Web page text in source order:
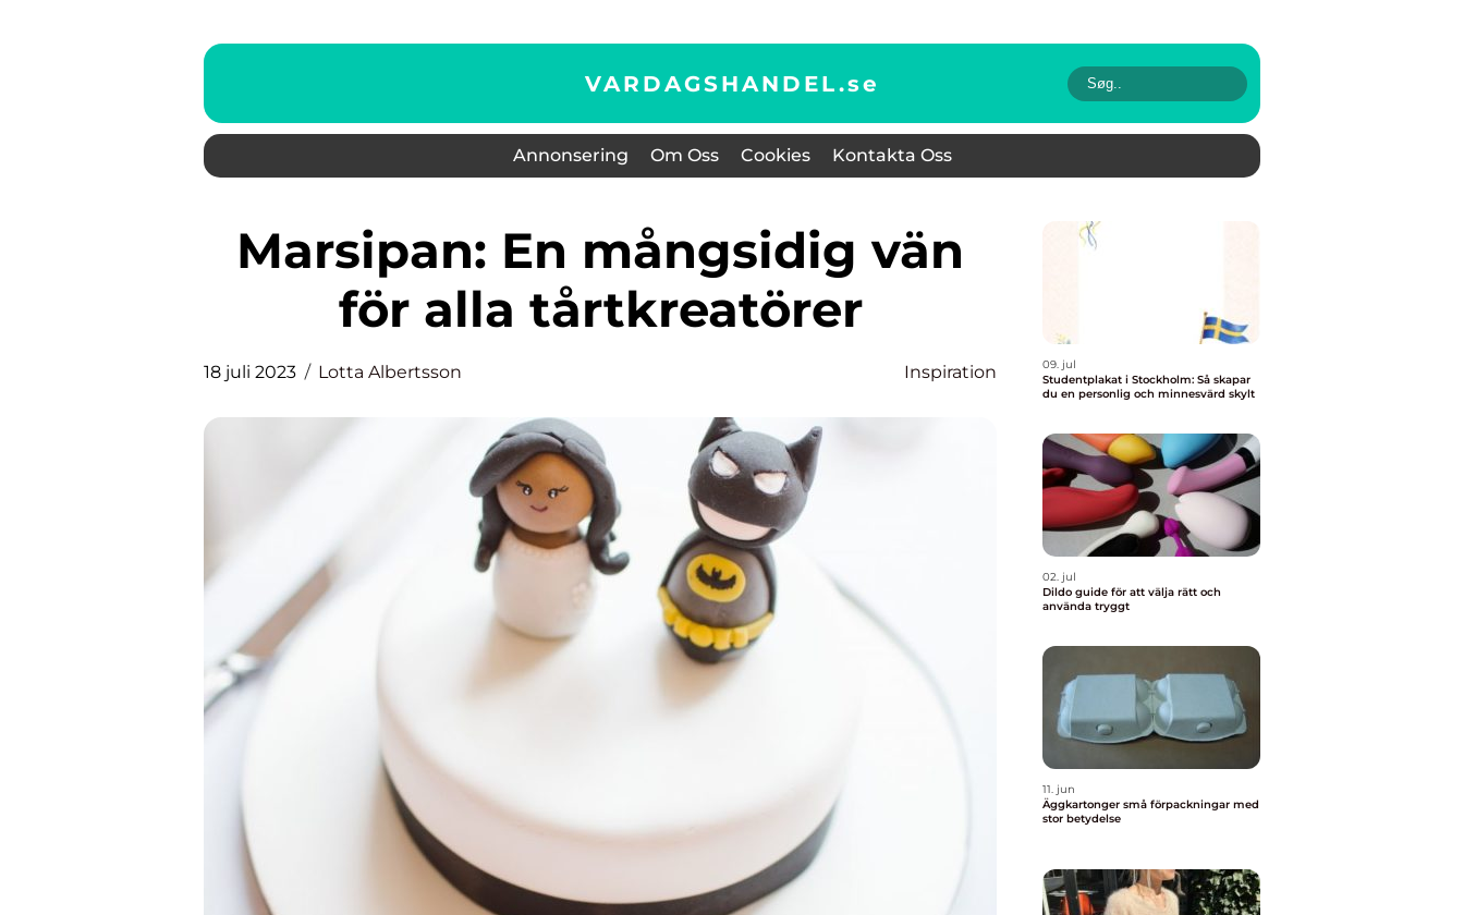
VARDAGSHANDEL.se
Annonsering Om Oss Cookies Kontakta Oss
Marsipan: En mångsidig vän
för alla tårtkreatörer
18 juli 2023 Lotta Albertsson Inspiration
09. jul
Studentplakat i Stockholm: Så skapar
du en personlig och minnesvärd skylt
02. jul
Dildo guide för att välja rätt och
använda tryggt
11. jun
Äggkartonger små förpackningar med
stor betydelse